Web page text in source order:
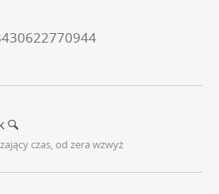
czas, od zera wzwyż